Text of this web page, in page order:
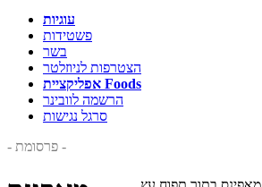
עוגיות
פשטידות
בשר
הצטרפות לניוזלטר
אפליקציית Foods
הרשמה לוובינר
סרגל נגישות
- פרסומת -